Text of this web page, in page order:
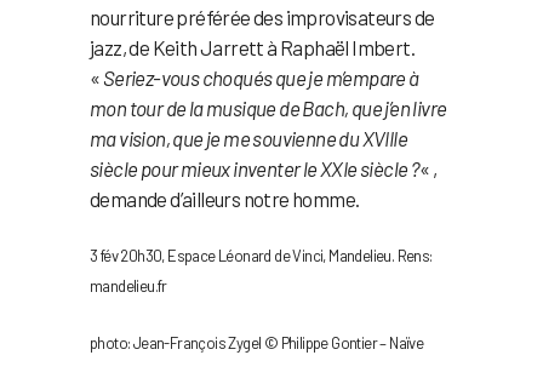
nourriture préférée des improvisateurs de
jazz, de Keith Jarrett à Raphaël Imbert.
« Seriez-vous choqués que je m’empare à
mon tour de la musique de Bach, que j’en livre
ma vision, que je me souvienne du XVIIIe
siècle pour mieux inventer le XXIe siècle ?« ,
demande d’ailleurs notre homme.
3 fév 20h30, Espace Léonard de Vinci, Mandelieu. Rens:
mandelieu.fr
photo: Jean-François Zygel © Philippe Gontier – Naïve